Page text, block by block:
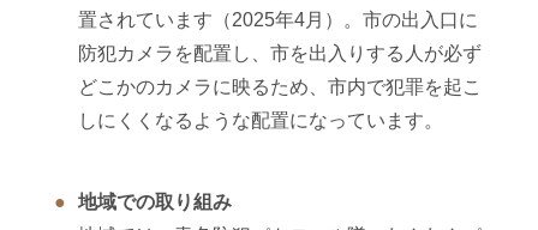
置されています（2025年4月）。市の出入口に
防犯カメラを配置し、市を出入りする人が必ず
どこかのカメラに映るため、市内で犯罪を起こ
しにくくなるような配置になっています。
地域での取り組み